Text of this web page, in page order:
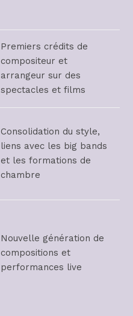
Premiers crédits de
compositeur et
arrangeur sur des
spectacles et films
Consolidation du style,
liens avec les big bands
et les formations de
chambre
Nouvelle génération de
compositions et
performances live